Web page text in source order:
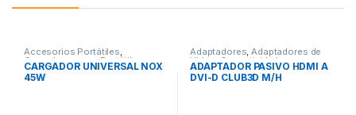
Accesorios Portátiles,
Cargadores para Portátiles,
Conectividad
CARGADOR UNIVERSAL NOX
45W
Adaptadores,Adaptadores de
Video,Conectividad
ADAPTADOR PASIVO HDMI A
DVI-D CLUB3D M/H